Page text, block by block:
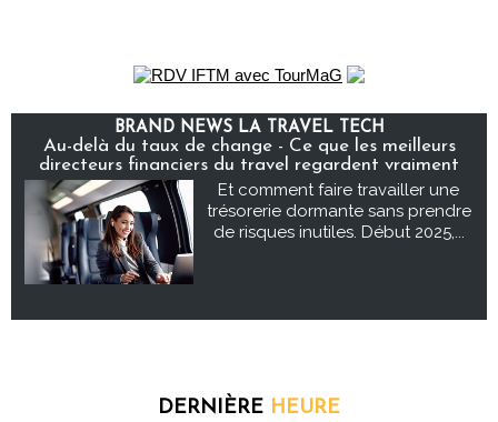
BRAND NEWS LA TRAVEL TECH
Au-delà du taux de change - Ce que les meilleurs
directeurs financiers du travel regardent vraiment
Et comment faire travailler une
trésorerie dormante sans prendre
de risques inutiles. Début 2025,...
DERNIÈRE HEURE